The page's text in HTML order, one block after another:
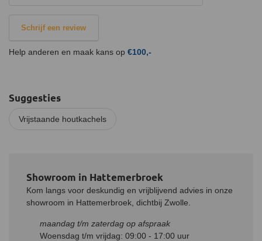
te voorkomen dat de deur blijft vastplakken aan de verf. Na het
eventuele beschadigingen of vegen.
Schrijf een review
Help anderen en maak kans op €100,-
Suggesties
Vrijstaande houtkachels
Showroom in Hattemerbroek
Kom langs voor deskundig en vrijblijvend advies in onze
showroom in Hattemerbroek, dichtbij Zwolle.
maandag t/m zaterdag op afspraak
Woensdag t/m vrijdag: 09:00 - 17:00 uur